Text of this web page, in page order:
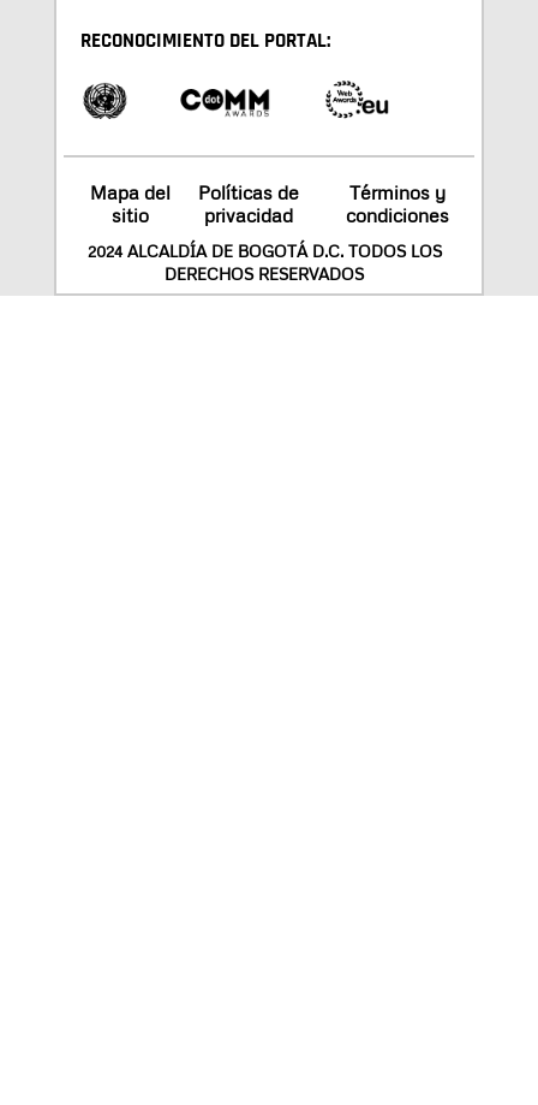
RECONOCIMIENTO DEL PORTAL:
Mapa del
sitio
Políticas de
privacidad
Términos y
condiciones
2024 ALCALDÍA DE BOGOTÁ D.C. TODOS LOS
DERECHOS RESERVADOS